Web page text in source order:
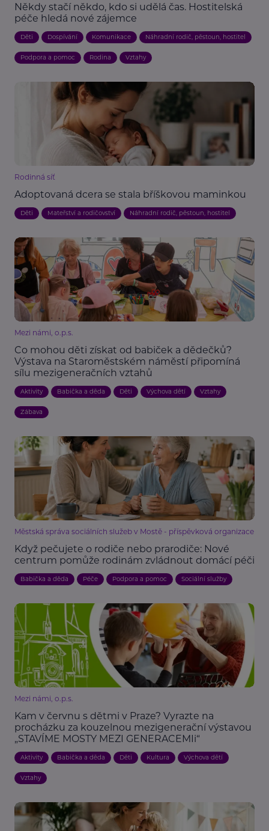
Někdy stačí někdo, kdo si udělá čas. Hostitelská
péče hledá nové zájemce
Děti Dospívání Komunikace Náhradní rodič, pěstoun, hostitel
Podpora a pomoc Rodina Vztahy
Rodinná síť
Adoptovaná dcera se stala bříškovou maminkou
Děti Mateřství a rodičovství Náhradní rodič, pěstoun, hostitel
Mezi námi, o.p.s.
Co mohou děti získat od babiček a dědečků?
Výstava na Staroměstském náměstí připomíná
sílu mezigeneračních vztahů
Aktivity Babička a děda Děti Výchova dětí Vztahy
Zábava
Městská správa sociálních služeb v Mostě - příspěvková organizace
Když pečujete o rodiče nebo prarodiče: Nové
centrum pomůže rodinám zvládnout domácí péči
Babička a děda Péče Podpora a pomoc Sociální služby
Mezi námi, o.p.s.
Kam v červnu s dětmi v Praze? Vyrazte na
procházku za kouzelnou mezigenerační výstavou
„STAVÍME MOSTY MEZI GENERACEMIi“
Aktivity Babička a děda Děti Kultura Výchova dětí
Vztahy